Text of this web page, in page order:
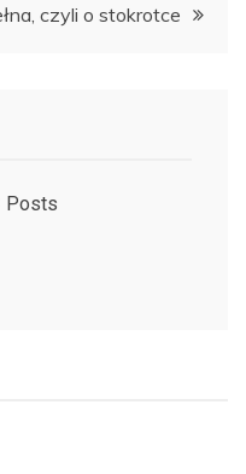
czyli o stokrotce
Posts